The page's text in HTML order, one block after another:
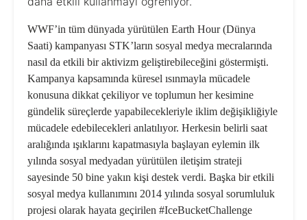
WWF’in tüm dünyada yürütülen Earth Hour(Dünya
Saati) kampanyası STK’ların sosyal medya mecralarında
nasıl da etkili bir aktivizm geliştirebileceğini göstermişti.
Kampanya kapsamında küresel ısınmayla mücadele
konusuna dikkat çekiliyor ve toplumun her kesimine
gündelik süreçlerde yapabilecekleriyle iklim değişikliğiyle
mücadele edebilecekleri anlatılıyor. Herkesin belirli saat
aralığında ışıklarını kapatmasıyla başlayan eylemin ilk
yılında sosyal medyadan yürütülen iletişim strateji
sayesinde 50 bine yakın kişi destek verdi. Başka bir etkili
sosyal medya kullanımını 2014 yılında sosyal sorumluluk
projesi olarak hayata geçirilen #IceBucketChallenge